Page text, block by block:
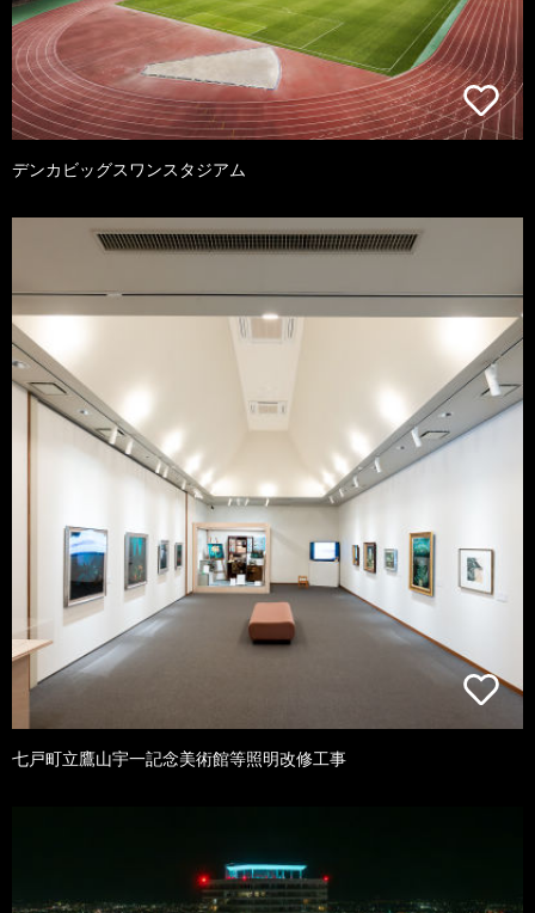
デンカビッグスワンスタジアム
七戸町立鷹山宇一記念美術館等照明改修工事